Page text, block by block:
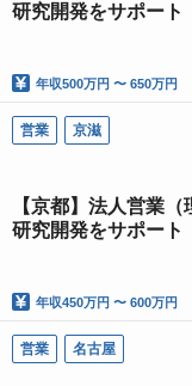
研究開発をサポート
年収500万円 〜 650万円
営業 京滋
【京都】法人営業
研究開発をサポート
年収450万円 〜 600万円
営業 名古屋